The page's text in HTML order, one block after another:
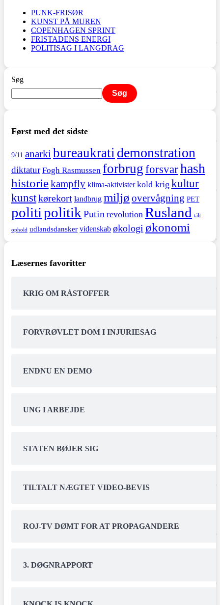
PUNK-FRISØR
KUNST PÅ MUREN
COPENHAGEN SPRINT
FRISTADENS ENERGI
POLITISAG I LANGDRAG
Søg
Søg
Først med det sidste
9/11 anarki bureaukrati demonstration
diktatur Fogh Rasmussen forbrugforsvarhash
historiekampfly klima-aktivister kold krig kultur
kunstkørekort landbrug miljø overvågning PET
politipolitik Putin revolution Rusland tålt
ophold udlandsdansker videnskab økologi økonomi
Læsernes favoritter
KRIG OM RÅSTOFFER
FORVRØVLET DOM I INJURIESAG
ENDNU EN DEMO
UNG I ARBEJDE
STATEN BØJER SIG
TILTALT NÆGTET VIDEO-BEVIS
ROJ-TV DØMT FOR AT PROPAGANDERE
3. DØGNRAPPORT